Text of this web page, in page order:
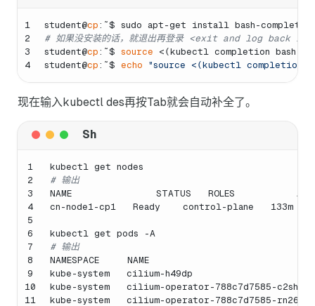
1
2
3
4
student@cp :˜$ sudo apt-get install bash-
# 如果没安装的话，就退出再登录 <exit and log back in>
student@cp :˜$ source <(kubectl completion bash)
student@cp :˜$ echo "source <(kubectl completion
现在输入kubectl des再按Tab就会自动补全了。
1
2
3
4
5
6
7
8
9
10
11
kubectl get nodes
# 输出
NAME               STATUS   ROLES           AGE
cn-node1-cp1   Ready    control-plane   133m
kubectl get pods -A
# 输出
NAMESPACE     NAME
kube-system   cilium-h49dp
kube-system   cilium-operator-
kube-system   cilium-operator-788c7d7585-